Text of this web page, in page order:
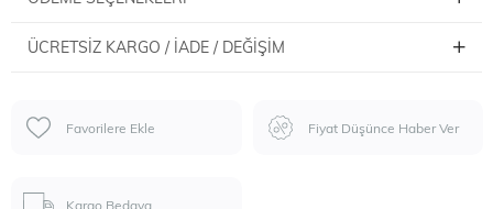
ÜCRETSIZ KARGO / İADE / DEĞIŞIM
Favorilere Ekle Fiyat Düşünce Haber Ver
Kargo Bedava